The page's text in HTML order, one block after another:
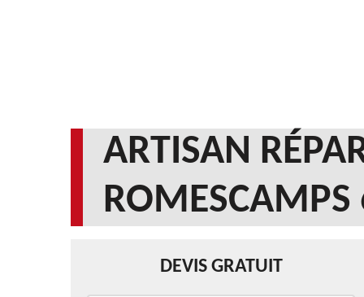
ARTISAN
DEVIS GRATUIT